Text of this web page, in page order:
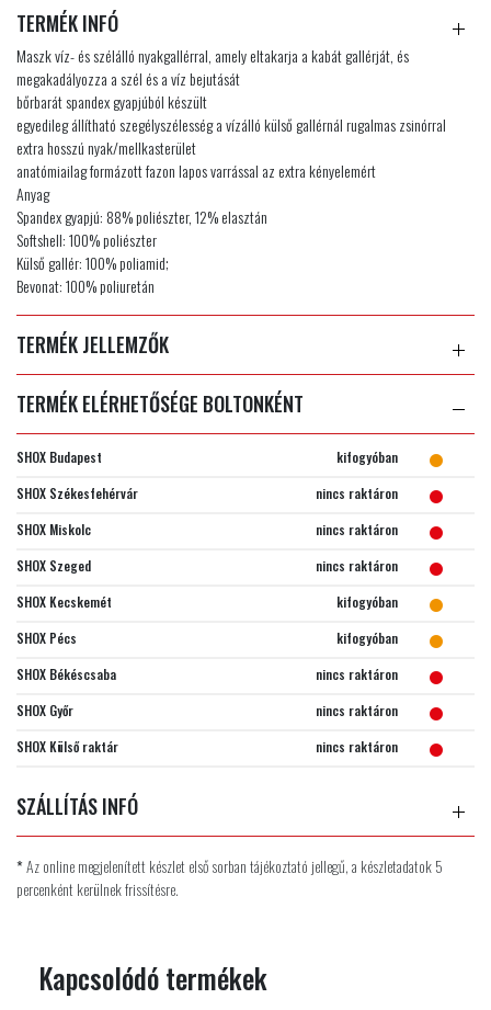
TERMÉK INFÓ
Maszk víz- és szélálló nyakgallérral, amely eltakarja a kabát gallérját, és
megakadályozza a szél és a víz bejutását
bőrbarát spandex gyapjúból készült
egyedileg állítható szegélyszélesség a vízálló külső gallérnál rugalmas zsinórral
extra hosszú nyak/mellkasterület
anatómiailag formázott fazon lapos varrással az extra kényelemért
Anyag
Spandex gyapjú: 88% poliészter, 12% elasztán
Softshell: 100% poliészter
Külső gallér: 100% poliamid;
Bevonat: 100% poliuretán
TERMÉK JELLEMZŐK
TERMÉK ELÉRHETŐSÉGE BOLTONKÉNT
SHOX Budapest
kifogyóban
SHOX Székesfehérvár
nincs raktáron
SHOX Miskolc
nincs raktáron
SHOX Szeged
nincs raktáron
SHOX Kecskemét
kifogyóban
SHOX Pécs
kifogyóban
SHOX Békéscsaba
nincs raktáron
SHOX Győr
nincs raktáron
SHOX Külső raktár
nincs raktáron
SZÁLLÍTÁS INFÓ
*Az online megjelenített készlet első sorban tájékoztató jellegű, a készletadatok 5
percenként kerülnek frissítésre.
Kapcsolódó termékek